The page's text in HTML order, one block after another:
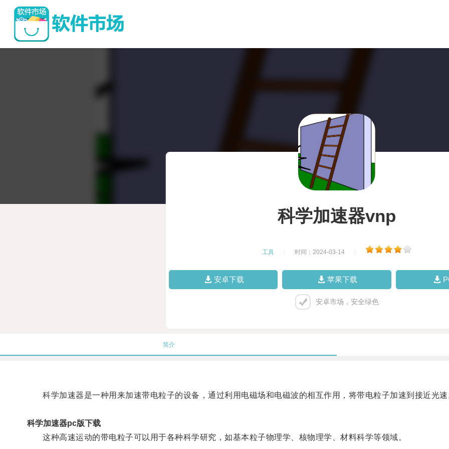
科学加速器vnp
工具 时间：2024-03-14
安卓下载 苹果下载
安卓市场，安全绿色
简介
科学加速器是一种用来加速带电粒子的设备，通过利用电磁场和电磁波的相互作用，将带电粒子加速到接近光速
科学加速器pc版下载
这种高速运动的带电粒子可以用于各种科学研究，如基本粒子物理学、核物理学、材料科学等领域。